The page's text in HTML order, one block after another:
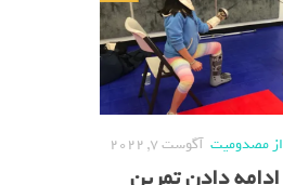
از مصدومیت آگوست 7, 2022